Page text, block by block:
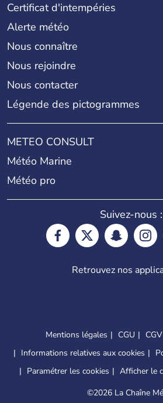
Certificat d'intempéries
Alerte météo
Nous connaître
Nous rejoindre
Nous contacter
Légende des pictogrammes
METEO CONSULT
Météo Marine
Météo pro
Suivez-nous :
Retrouvez nos
Mentions légales CGU CGV
Informations relatives aux cookies
Paramétrer les cookies
Afficher le
©2026 La Chaîne